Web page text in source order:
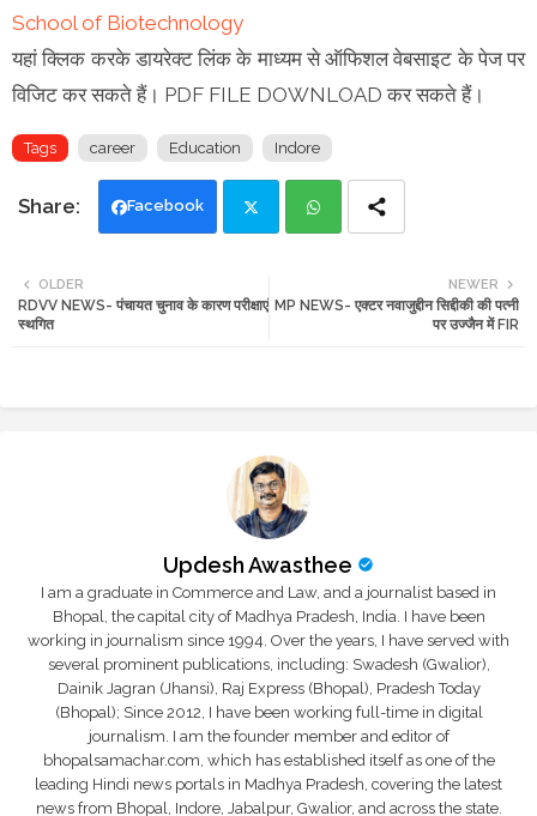
School of Biotechnology
यहां क्लिक करके डायरेक्ट लिंक के माध्यम से ऑफिशल वेबसाइट के पेज पर
विजिट कर सकते हैं। PDF FILE DOWNLOAD कर सकते हैं।
Tags career Education Indore
Facebook
tte ats
NEWER
MP NEWS- एक्टर नवाजुद्दीन सिद्दीकी की पत्नी
पर उज्जैन में FIR
OLDER
RDVV NEWS- पंचायत चुनाव के कारण परीक्षाएं
स्थगित
Updesh Awasthee
I am a graduate in Commerce and Law, and a journalist based in
Bhopal, the capital city of Madhya Pradesh, India. I have been
working in journalism since 1994. Over the years, I have served with
several prominent publications, including: Swadesh (Gwalior),
Dainik Jagran (Jhansi), Raj Express (Bhopal), Pradesh Today
(Bhopal); Since 2012, I have been working full-time in digital
journalism. I am the founder member and editor of
bhopalsamachar.com, which has established itself as one of the
leading Hindi news portals in Madhya Pradesh, covering the latest
news from Bhopal, Indore, Jabalpur, Gwalior, and across the state.